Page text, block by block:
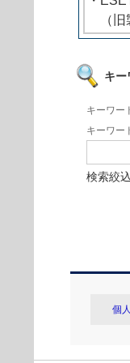
（旧
キー
キーワー
キーワー
検索絞込
個